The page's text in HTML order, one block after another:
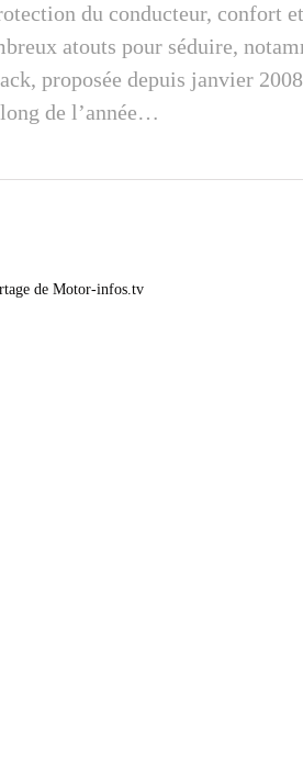
du conducteur, confort et
atouts pour séduire,
proposée depuis janvier
de l’année…
de Motor-infos.tv